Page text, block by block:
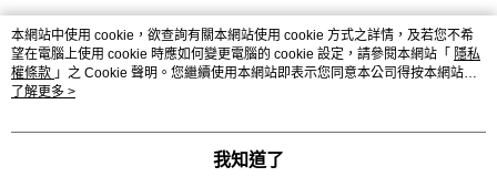
熱門標籤
本網站中使用 cookie，欲查詢有關本網站使用 cookie 方式之詳情，及若您不希
望在電腦上使用 cookie 時應如何變更電腦的 cookie 設定，請參閱本網站「 隱私
權條款 」之 Cookie 聲明。您繼續使用本網站即表示您同意本公司得按本網站使
用條款之 Cookie 聲明使用 cookie。
了解更多 >
我知道了